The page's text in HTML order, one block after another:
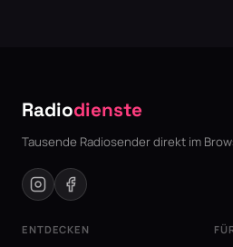
Radiodienste
Tausende Radiosender direkt im
ENTDECKEN